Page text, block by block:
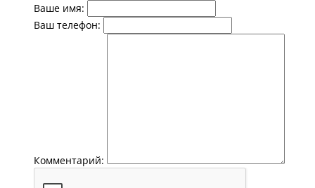
Ваше имя:
Ваш телефон:
Комментарий: